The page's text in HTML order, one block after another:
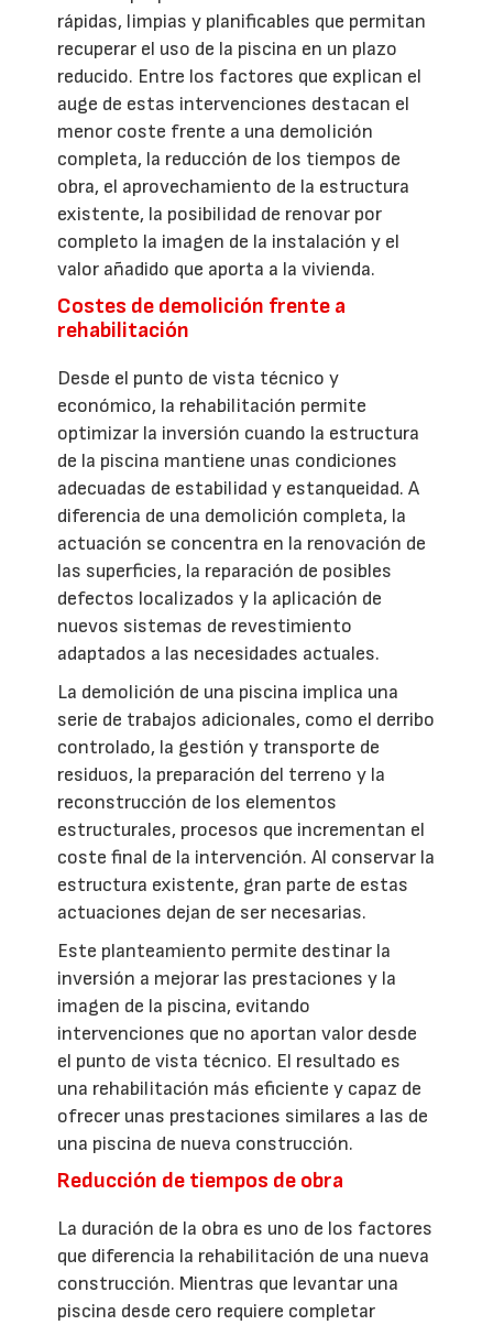
rápidas, limpias y planificables que permitan
recuperar el uso de la piscina en un plazo
reducido. Entre los factores que explican el
auge de estas intervenciones destacan el
menor coste frente a una demolición
completa, la reducción de los tiempos de
obra, el aprovechamiento de la estructura
existente, la posibilidad de renovar por
completo la imagen de la instalación y el
valor añadido que aporta a la vivienda.
Costes de demolición frente a
rehabilitación
Desde el punto de vista técnico y
económico, la rehabilitación permite
optimizar la inversión cuando la estructura
de la piscina mantiene unas condiciones
adecuadas de estabilidad y estanqueidad. A
diferencia de una demolición completa, la
actuación se concentra en la renovación de
las superficies, la reparación de posibles
defectos localizados y la aplicación de
nuevos sistemas de revestimiento
adaptados a las necesidades actuales.
La demolición de una piscina implica una
serie de trabajos adicionales, como el derribo
controlado, la gestión y transporte de
residuos, la preparación del terreno y la
reconstrucción de los elementos
estructurales, procesos que incrementan el
coste final de la intervención. Al conservar la
estructura existente, gran parte de estas
actuaciones dejan de ser necesarias.
Este planteamiento permite destinar la
inversión a mejorar las prestaciones y la
imagen de la piscina, evitando
intervenciones que no aportan valor desde
el punto de vista técnico. El resultado es
una rehabilitación más eficiente y capaz de
ofrecer unas prestaciones similares a las de
una piscina de nueva construcción.
Reducción de tiempos de obra
La duración de la obra es uno de los factores
que diferencia la rehabilitación de una nueva
construcción. Mientras que levantar una
piscina desde cero requiere completar